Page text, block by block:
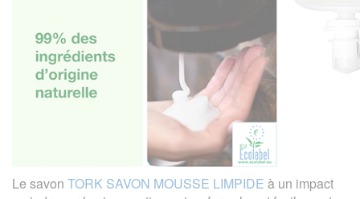
Le savon TORK SAVON MOUSSE LIMPIDE à un impact